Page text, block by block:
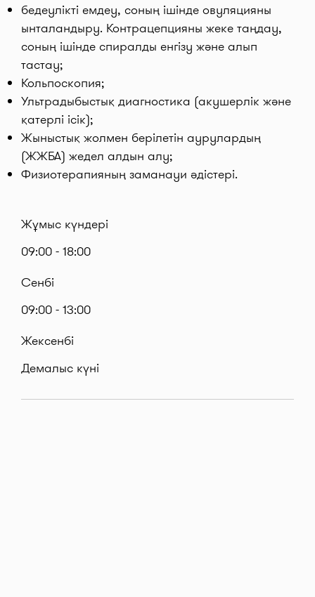
бедеулікті емдеу, соның ішінде овуляцияны
ынталандыру. Контрацепцияны жеке таңдау,
соның ішінде спиралды енгізу және алып
тастау;
Кольпоскопия;
Ультрадыбыстық диагностика (акушерлік және
қатерлі ісік);
Жыныстық жолмен берілетін аурулардың
(ЖЖБА) жедел алдын алу;
Физиотерапияның заманауи әдістері.
Жұмыс күндері
09:00 - 18:00
Сенбі
09:00 - 13:00
Жексенбі
Демалыс күні